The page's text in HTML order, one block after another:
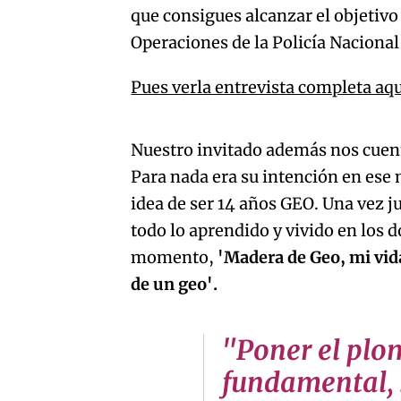
que consigues alcanzar el
Operaciones de la Policía
Pues verla entrevista completa
Nuestro invitado además nos
Para nada era su intención en
idea de ser 14 años GEO. Una
todo lo aprendido y vivido en los
momento, 'Madera de Geo, mi
de un geo'.
"Poner el
fundamental,